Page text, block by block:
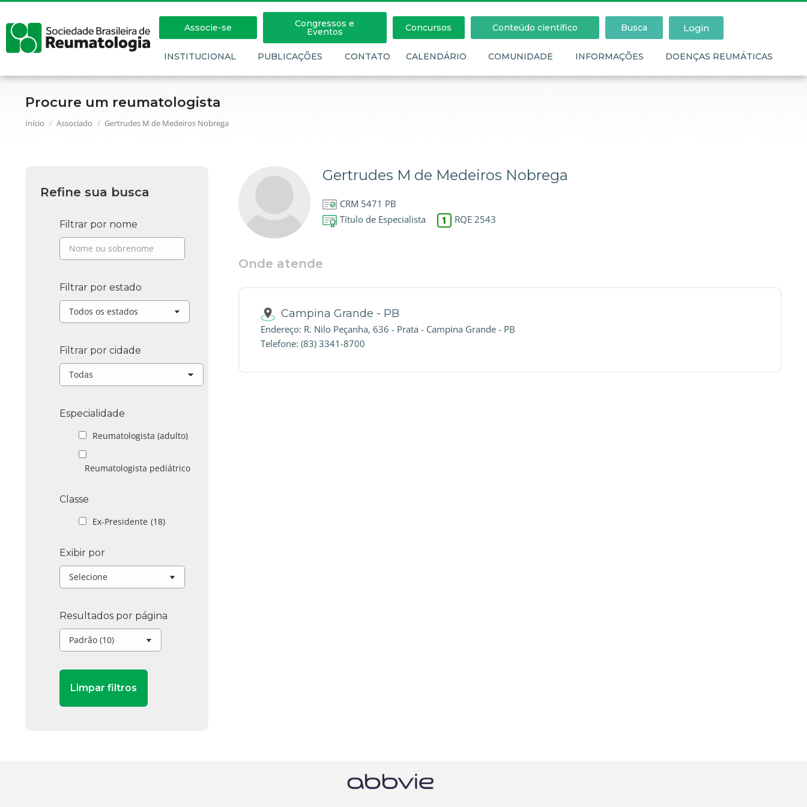
Procure um reumatologista
Você está aqui:
Início Associado Gertrudes M de Medeiros Nobrega
Associe-se Congressos e
Eventos Concursos Conteúdo científico Busca Login
INSTITUCIONAL PUBLICAÇÕES CONTATO CALENDÁRIO COMUNIDADE INFORMAÇÕES DOENÇAS REUMÁTICAS
Gertrudes M de Medeiros Nobrega
CRM 5471 PB
Título de Especialista
RQE 2543
Onde atende
Campina Grande - PB
Endereço: R. Nilo Peçanha, 636 - Prata - Campina Grande - PB
Telefone: (83) 3341-8700
Refine sua busca
Filtrar por nome
Filtrar por estado
Filtrar por cidade
Especialidade
Reumatologista (adulto)
Reumatologista pediátrico
Classe
Ex-Presidente (18)
Exibir por
Resultados por página